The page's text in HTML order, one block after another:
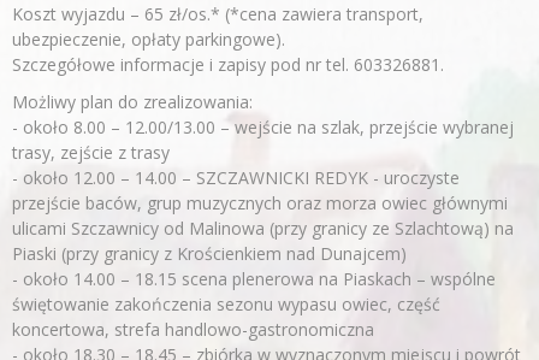
Koszt wyjazdu – 65 zł/os.* (*cena zawiera transport,
ubezpieczenie, opłaty parkingowe).
Szczegółowe informacje i zapisy pod nr tel. 603326881.
Możliwy plan do zrealizowania:
- około 8.00 – 12.00/13.00 – wejście na szlak, przejście wybranej
trasy, zejście z trasy
- około 12.00 – 14.00 – SZCZAWNICKI REDYK - uroczyste
przejście baców, grup muzycznych oraz morza owiec głównymi
ulicami Szczawnicy od Malinowa (przy granicy ze Szlachtową) na
Piaski (przy granicy z Krościenkiem nad Dunajcem)
- około 14.00 – 18.15 scena plenerowa na Piaskach – wspólne
świętowanie zakończenia sezonu wypasu owiec, część
koncertowa, strefa handlowo-gastronomiczna
- około 18.30 – 18.45 – zbiórka w wyznaczonym miejscu i powrót